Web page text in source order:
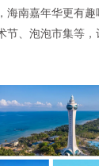
海南嘉年华更有
节、泡泡市集等